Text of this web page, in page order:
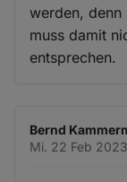
werden,
muss damit
entsprechen.
Bernd
Mi. 22 Feb